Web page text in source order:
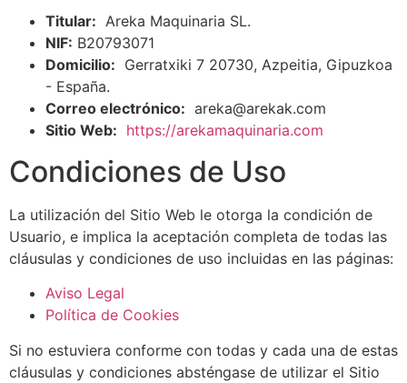
Titular: Areka Maquinaria SL.
NIF: B20793071
Domicilio: Gerratxiki 7 20730, Azpeitia, Gipuzkoa
- España.
Correo electrónico: areka@arekak.com
Sitio Web: https://arekamaquinaria.com
Condiciones de Uso
La utilización del Sitio Web le otorga la condición de
Usuario, e implica la aceptación completa de todas las
cláusulas y condiciones de uso incluidas en las páginas:
Aviso Legal
Política de Cookies
Si no estuviera conforme con todas y cada una de estas
cláusulas y condiciones absténgase de utilizar el Sitio